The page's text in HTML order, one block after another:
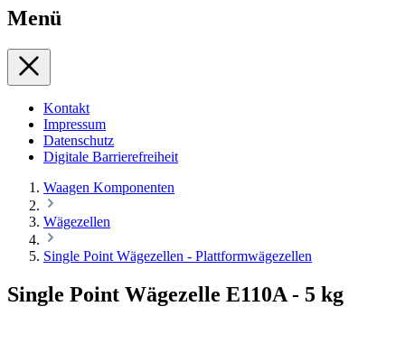
Menü
Kontakt
Impressum
Datenschutz
Digitale Barrierefreiheit
Waagen Komponenten
Wägezellen
Single Point Wägezellen - Plattformwägezellen
Single Point Wägezelle E110A - 5 kg